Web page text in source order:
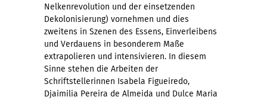
Nelkenrevolution und der einsetzenden
Dekolonisierung) vornehmen und dies
zweitens in Szenen des Essens, Einverleibens
und Verdauens in besonderem Maße
extrapolieren und intensivieren. In diesem
Sinne stehen die Arbeiten der
Schriftstellerinnen Isabela Figueiredo,
Djaimilia Pereira de Almeida und Dulce Maria